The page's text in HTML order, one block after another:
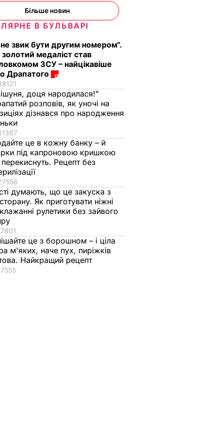
Більше новин
В БУЛЬВАРІ
звик бути другим номером".
золотий медаліст став
ЗСУ – найцікавіше
Драпатого
доця народилася!"
розповів, як уночі на
дізнався про народження
це в кожну банку – й
під капроновою кришкою
Рецепт без
думають, що це закуска з
Як приготувати ніжні
рулетики без зайвого
це з борошном – і ціла
м'яких, наче пух, пиріжків
Найкращий рецепт